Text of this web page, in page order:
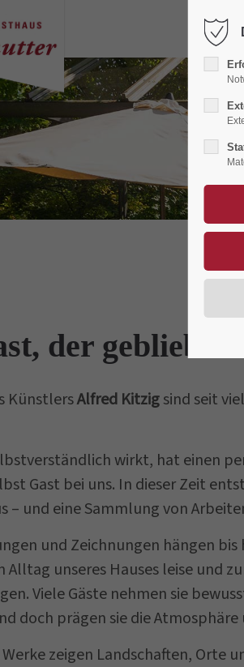
der
KünstlersAlfred Kitzigsind seit
wirkt, hat einen
Gast bei uns. In dieser Zeit
– und eine Sammlung von
und Zeichnungen hängen
Alltag unseres Hauses leise und
Viele Gäste nehmen sie
doch prägen sie die
zeigen Landschaften, Orte